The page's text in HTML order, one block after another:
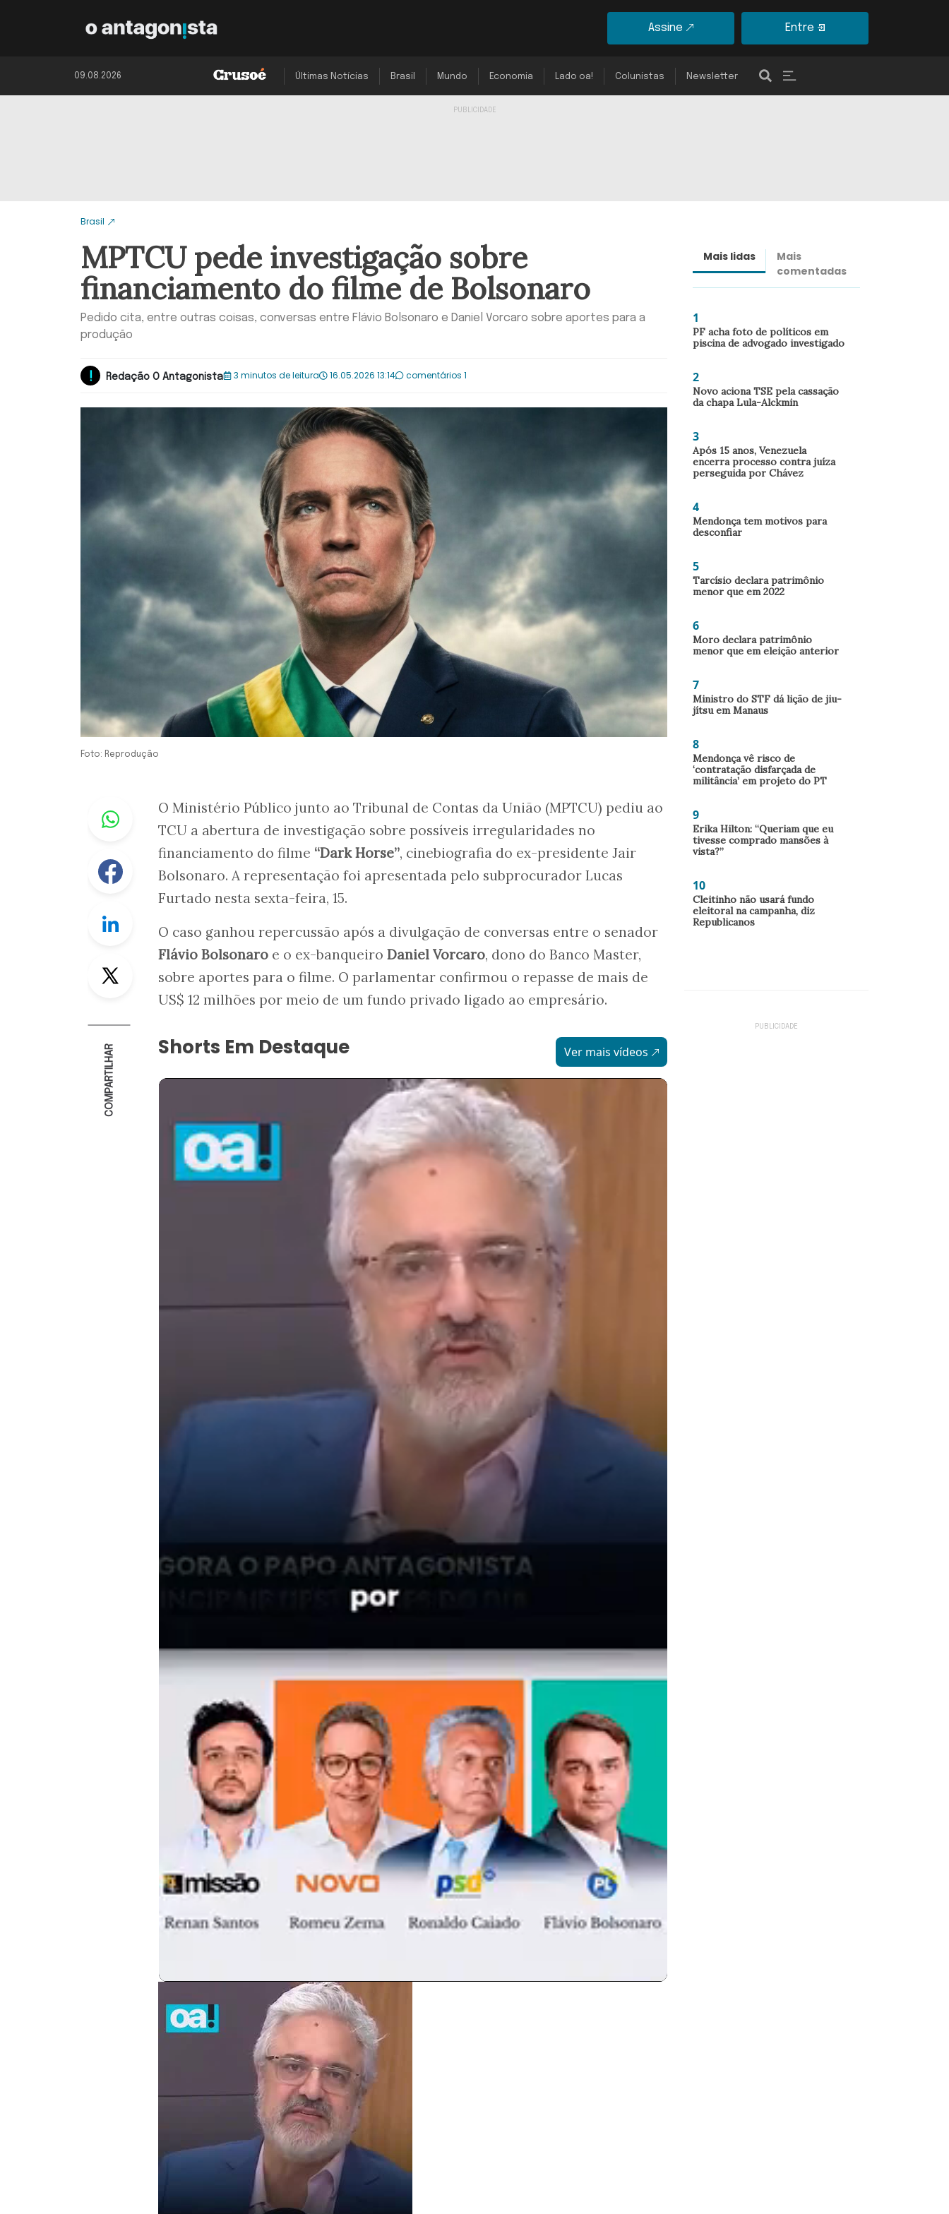
Assine Entre
09.08.2026 Últimas Notícias Brasil Mundo Economia Lado oa! Colunistas Newsletter
Brasil
MPTCU pede investigação sobre
financiamento do filme de Bolsonaro
Pedido cita, entre outras coisas, conversas entre Flávio Bolsonaro e Daniel Vorcaro sobre aportes para a
produção
Redação O Antagonista 3 minutos de leitura 16.05.2026 13:14 comentários 1
Foto: Reprodução
Whastapp
Facebook
Twitter
COMPARTILHAR
O Ministério Público junto ao Tribunal de Contas da União (MPTCU) pediu ao
TCU a abertura de investigação sobre possíveis irregularidades no
financiamento do filme “Dark Horse”, cinebiografia do ex-presidente Jair
Bolsonaro. A representação foi apresentada pelo subprocurador Lucas
Furtado nesta sexta-feira, 15.
O caso ganhou repercussão após a divulgação de conversas entre o senador
Flávio Bolsonaro e o ex-banqueiro Daniel Vorcaro, dono do Banco Master,
sobre aportes para o filme. O parlamentar confirmou o repasse de mais de
US$ 12 milhões por meio de um fundo privado ligado ao empresário.
Shorts Em Destaque Ver mais vídeos
Mais lidas
Mais
comentadas
1
PF acha foto de políticos em
piscina de advogado investigado
2
Novo aciona TSE pela cassação
da chapa Lula-Alckmin
3
Após 15 anos, Venezuela
encerra processo contra juíza
perseguida por Chávez
4
Mendonça tem motivos para
desconfiar
5
Tarcísio declara patrimônio
menor que em 2022
6
Moro declara patrimônio
menor que em eleição anterior
7
Ministro do STF dá lição de jiu-
jítsu em Manaus
8
Mendonça vê risco de
‘contratação disfarçada de
militância’ em projeto do PT
9
Erika Hilton: “Queriam que eu
tivesse comprado mansões à
vista?”
10
Cleitinho não usará fundo
eleitoral na campanha, diz
Republicanos